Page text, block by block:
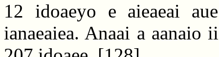
12 idoaeyo e aieaeai
ianaeaiea. Anaai a aanaio